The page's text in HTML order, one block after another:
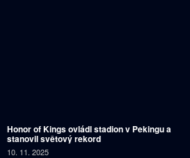
Honor of Kings ovládl stadion v Pekingu a
stanovil světový rekord
10. 11. 2025